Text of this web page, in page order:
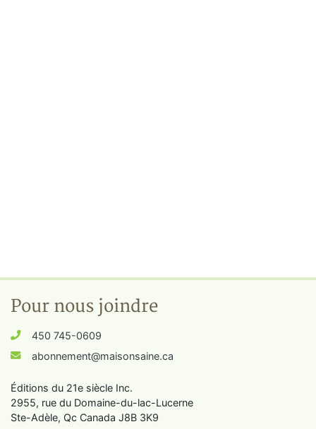
Pour nous joindre
450 745-0609
abonnement@maisonsaine.ca
Éditions du 21e siècle Inc.
2955, rue du Domaine-du-lac-Lucerne
Ste-Adèle, Qc Canada J8B 3K9